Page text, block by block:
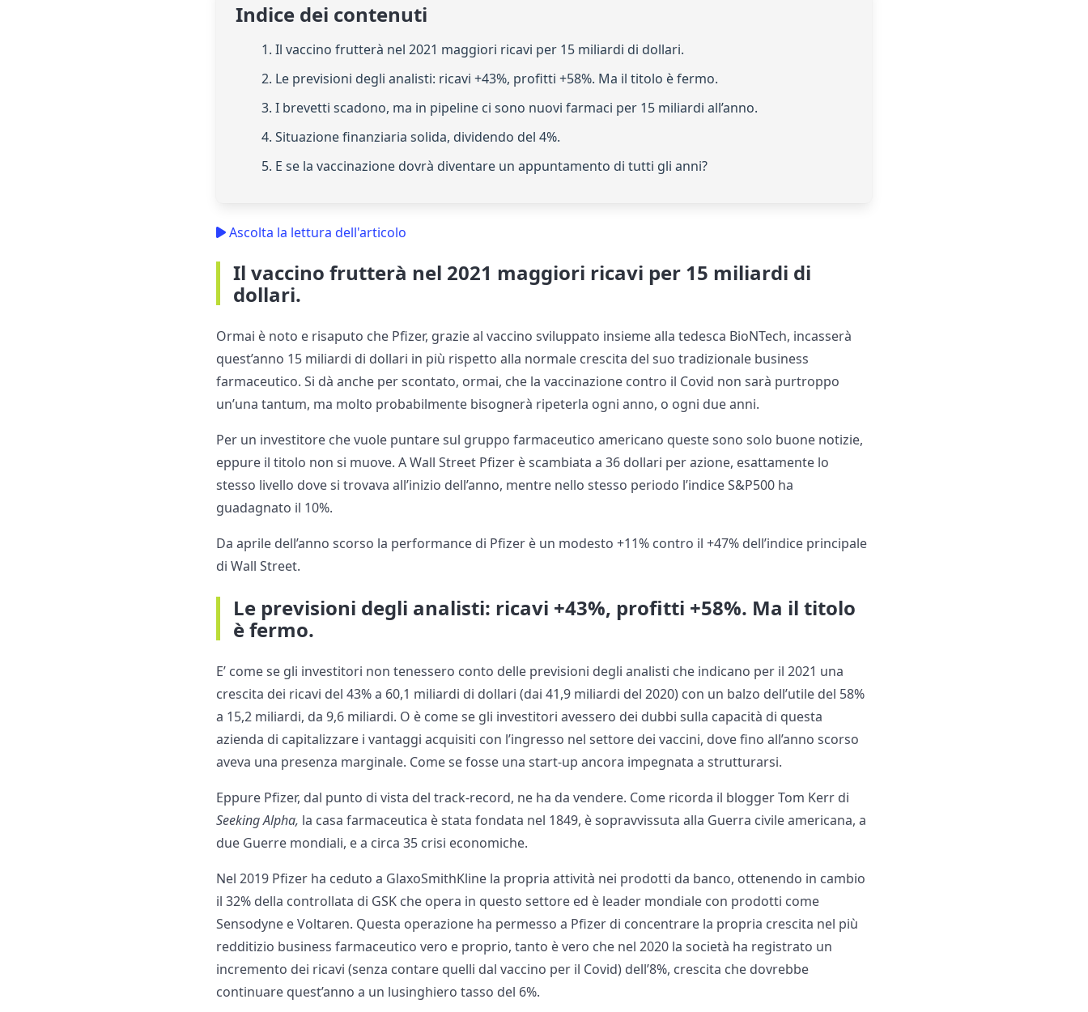
Indice dei contenuti
1. Il vaccino frutterà nel 2021 maggiori ricavi per 15 miliardi di dollari.
2. Le previsioni degli analisti: ricavi +43%, profitti +58%. Ma il titolo è fermo.
3. I brevetti scadono, ma in pipeline ci sono nuovi farmaci per 15 miliardi all’anno.
4. Situazione finanziaria solida, dividendo del 4%.
5. E se la vaccinazione dovrà diventare un appuntamento di tutti gli anni?
Ascolta la lettura dell'articolo
Il vaccino frutterà nel 2021 maggiori ricavi per 15 miliardi di
dollari.
Ormai è noto e risaputo che Pfizer, grazie al vaccino sviluppato insieme alla tedesca BioNTech, incasserà
quest’anno 15 miliardi di dollari in più rispetto alla normale crescita del suo tradizionale business
farmaceutico. Si dà anche per scontato, ormai, che la vaccinazione contro il Covid non sarà purtroppo
un’una tantum, ma molto probabilmente bisognerà ripeterla ogni anno, o ogni due anni.
Per un investitore che vuole puntare sul gruppo farmaceutico americano queste sono solo buone notizie,
eppure il titolo non si muove. A Wall Street Pfizer è scambiata a 36 dollari per azione, esattamente lo
stesso livello dove si trovava all’inizio dell’anno, mentre nello stesso periodo l’indice S&P500 ha
guadagnato il 10%.
Da aprile dell’anno scorso la performance di Pfizer è un modesto +11% contro il +47% dell’indice principale
di Wall Street.
Le previsioni degli analisti: ricavi +43%, profitti +58%. Ma il titolo
è fermo.
E’ come se gli investitori non tenessero conto delle previsioni degli analisti che indicano per il 2021 una
crescita dei ricavi del 43% a 60,1 miliardi di dollari (dai 41,9 miliardi del 2020) con un balzo dell’utile del 58%
a 15,2 miliardi, da 9,6 miliardi. O è come se gli investitori avessero dei dubbi sulla capacità di questa
azienda di capitalizzare i vantaggi acquisiti con l’ingresso nel settore dei vaccini, dove fino all’anno scorso
aveva una presenza marginale. Come se fosse una start-up ancora impegnata a strutturarsi.
Eppure Pfizer, dal punto di vista del track-record, ne ha da vendere. Come ricorda il blogger Tom Kerr di
Seeking Alpha, la casa farmaceutica è stata fondata nel 1849, è sopravvissuta alla Guerra civile americana, a
due Guerre mondiali, e a circa 35 crisi economiche.
Nel 2019 Pfizer ha ceduto a GlaxoSmithKline la propria attività nei prodotti da banco, ottenendo in cambio
il 32% della controllata di GSK che opera in questo settore ed è leader mondiale con prodotti come
Sensodyne e Voltaren. Questa operazione ha permesso a Pfizer di concentrare la propria crescita nel più
redditizio business farmaceutico vero e proprio, tanto è vero che nel 2020 la società ha registrato un
incremento dei ricavi (senza contare quelli dal vaccino per il Covid) dell’8%, crescita che dovrebbe
continuare quest’anno a un lusinghiero tasso del 6%.